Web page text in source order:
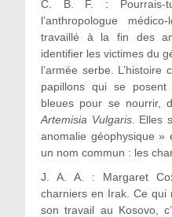
C. B. F. : Pourrais-
l’anthropologue
travaillé à la fin des
identifier les victimes du
l’armée serbe.
papillons qui se
bleues pour se nourrir,
Artemisia Vulgaris.
Elles
anomalie géophysique
un nom commun : les
J. A. A. : Margaret
charniers en Irak. Ce qui
son travail au Kosovo,